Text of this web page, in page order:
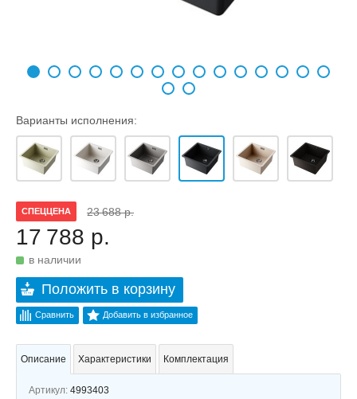
Варианты исполнения:
СПЕЦЦЕНА 23 688 р.
17 788 р.
в наличии
Положить в корзину
Сравнить Добавить в избранное
Описание Характеристики Комплектация
Артикул: 4993403